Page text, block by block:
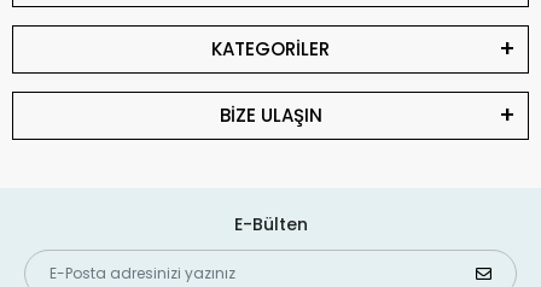
KATEGORİLER
BİZE ULAŞIN
E-Bülten